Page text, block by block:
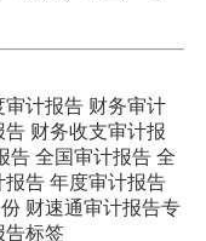
审计报告 财务审计
告 财务收支审计报
告 全国审计报告 全
报告 年度审计报告
财速通审计报告专
告标签